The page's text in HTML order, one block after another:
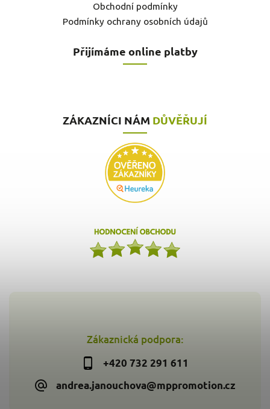
Zákaznická podpora:
+420 732 291 611
andrea.janouchova@mppromotion.cz
Obchodní podmínky
Podmínky ochrany osobních údajů
Přijímáme online platby
ZÁKAZNÍCI NÁM DŮVĚŘUJÍ